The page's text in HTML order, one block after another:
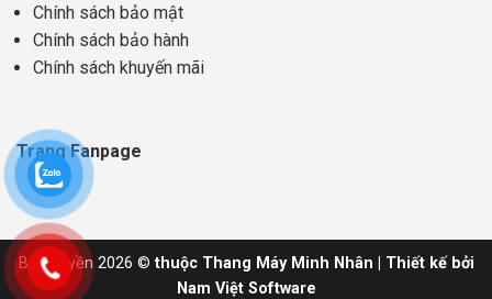
Chính sách bảo mật
Chính sách bảo hành
Chính sách khuyến mãi
Trang Fanpage
Bản quyền 2026 ©thuộc Thang Máy Minh Nhân | Thiết kế bởi
Nam Việt Software